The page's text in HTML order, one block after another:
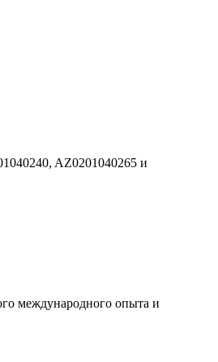
AZ0201040265 и
международного опыта и